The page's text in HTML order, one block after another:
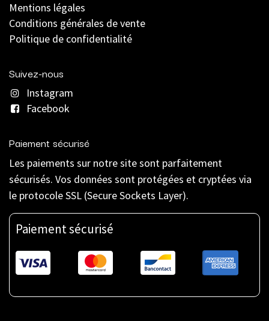
Mentions légales
Conditions générales de vente
Politique de confidentialité
Suivez-nous
Instagram
Facebook
Paiement sécurisé
Les paiements sur notre site sont parfaitement
sécurisés. Vos données sont protégées et cryptées via
le protocole SSL (Secure Sockets Layer).
Paiement sécurisé